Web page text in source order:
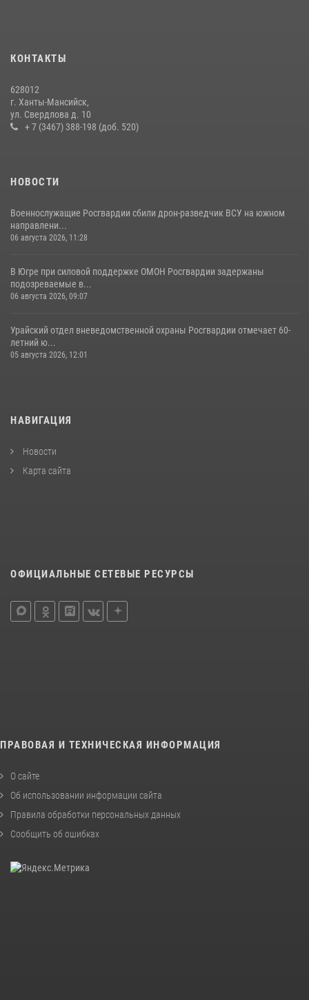
11 июля 2026, 12:26
КОНТАКТЫ
628012
г. Ханты-Мансийск,
ул. Свердлова д. 10
+ 7 (3467) 388-198 (доб. 520)
НОВОСТИ
Военнослужащие Росгвардии сбили дрон-разведчик ВСУ на южном
направлени...
06 августа 2026, 11:28
В Югре при силовой поддержке ОМОН Росгвардии задержаны
подозреваемые в...
06 августа 2026, 09:07
Урайский отдел вневедомственной охраны Росгвардии отмечает 60-
летний ю...
05 августа 2026, 12:01
НАВИГАЦИЯ
Новости
Карта сайта
ОФИЦИАЛЬНЫЕ СЕТЕВЫЕ РЕСУРСЫ
ПРАВОВАЯ И ТЕХНИЧЕСКАЯ ИНФОРМАЦИЯ
О сайте
Об использовании информации сайта
Правила обработки персональных данных
Сообщить об ошибках